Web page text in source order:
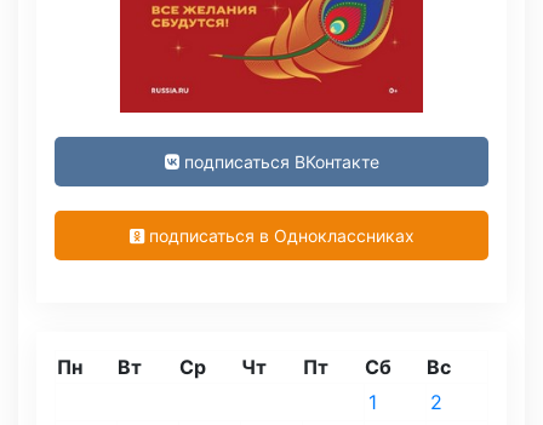
подписаться ВКонтакте
подписаться в Одноклассниках
Пн Вт Ср Чт Пт Сб Вс
1
2